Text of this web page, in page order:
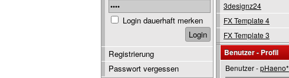
3designz24
FX Template 4
FX Template 3
Benutzer - Profil
Benutzer -pHaeno*
Login dauerhaft merken
Registrierung
Passwort vergessen